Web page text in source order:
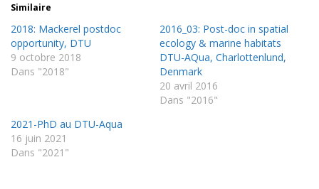
Similaire
2018: Mackerel postdoc
opportunity, DTU
9 octobre 2018
Dans "2018"
2016_03: Post-doc in spatial
ecology & marine habitats
DTU-AQua, Charlottenlund,
Denmark
20 avril 2016
Dans "2016"
2021-PhD au DTU-Aqua
16 juin 2021
Dans "2021"